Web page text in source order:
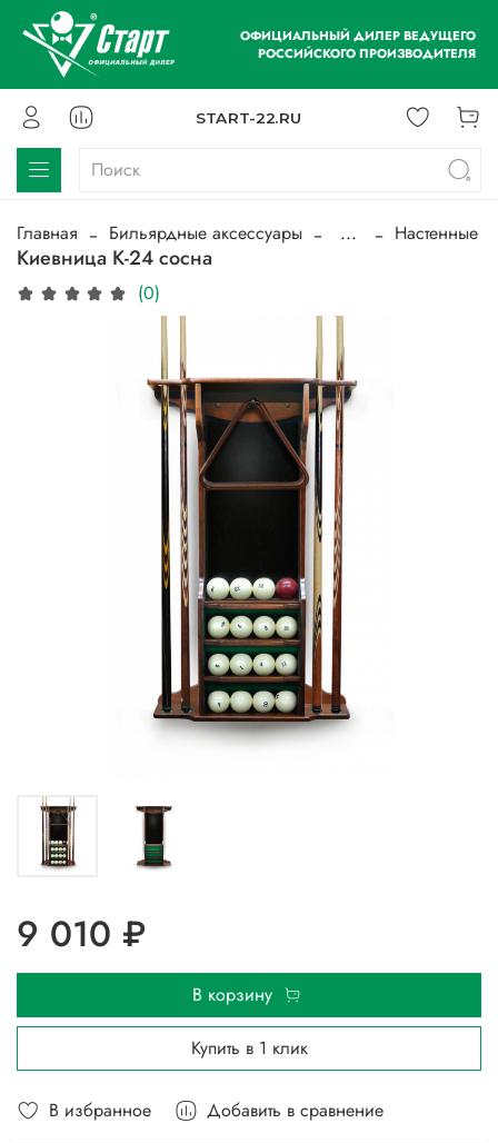
ОФИЦИАЛЬНЫЙ ДИЛЕР ВЕДУЩЕГО
РОССИЙСКОГО ПРОИЗВОДИТЕЛЯ
START-22.RU
Главная Бильярдные аксессуары ... Настенные
Киевница К-24 сосна
(0)
В избранное Добавить в сравнение
9 010 ₽
В корзину
Купить в 1 клик